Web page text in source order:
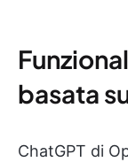
basata
ChatGPT di